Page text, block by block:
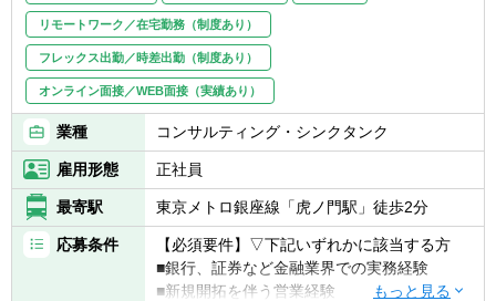
業界問わない上場企業、非上場企業（スター
トアップ、ベンチャー含む）
リモートワーク／在宅勤務（制度あり）
フレックス出勤／時差出勤（制度あり）
オンライン面接／WEB面接（実績あり）
業種 コンサルティング・シンクタンク
雇用形態 正社員
最寄駅 東京メトロ銀座線「虎ノ門駅」徒歩2分
応募条件
【必須要件】▽下記いずれかに該当する方
■銀行、証券など金融業界での実務経験
■新規開拓を伴う営業経験